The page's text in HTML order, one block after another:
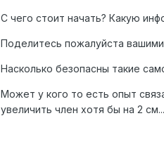
С чего стоит начать? Какую
Поделитесь пожалуйста
Насколько безопасны такие
Может у кого то есть опыт
увеличить член хотя бы на 2